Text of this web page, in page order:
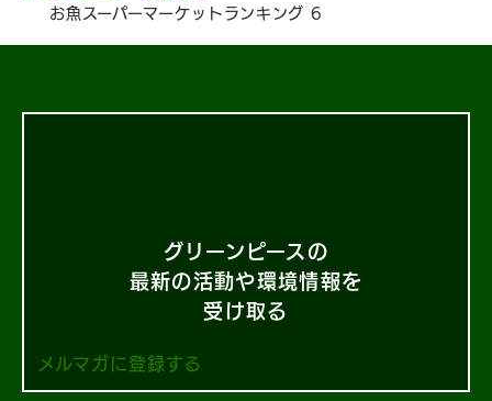
お魚スーパーマーケットランキング 6
グリーンピースの
最新の活動や環境情報を
受け取る
メルマガに登録する